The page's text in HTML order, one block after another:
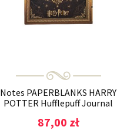
Notes PAPERBLANKS HARRY
POTTER Hufflepuff Journal
87,00 zł